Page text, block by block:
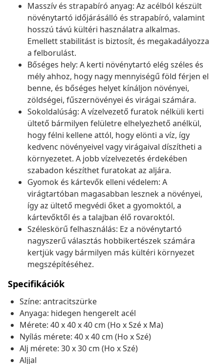
Masszív és strapabíró anyag: Az acélból készült
növénytartó időjárásálló és strapabíró, valamint
hosszú távú kültéri használatra alkalmas.
Emellett stabilitást is biztosít, és megakadályozza
a felborulást.
Bőséges hely: A kerti növénytartó elég széles és
mély ahhoz, hogy nagy mennyiségű föld férjen el
benne, és bőséges helyet kínáljon növényei,
zöldségei, fűszernövényei és virágai számára.
Sokoldalúság: A vízelvezető furatok nélküli kerti
ültető bármilyen felületre elhelyezhető anélkül,
hogy félni kellene attól, hogy elönti a víz, így
kedvenc növényeivel vagy virágaival díszítheti a
környezetet. A jobb vízelvezetés érdekében
szabadon készíthet furatokat az aljára.
Gyomok és kártevők elleni védelem: A
virágtartóban magasabban lesznek a növényei,
így az ültető megvédi őket a gyomoktól, a
kártevőktől és a talajban élő rovaroktól.
Széleskörű felhasználás: Ez a növénytartó
nagyszerű választás hobbikertészek számára
kertjük vagy bármilyen más kültéri környezet
megszépítéséhez.
Specifikációk
Színe: antracitszürke
Anyaga: hidegen hengerelt acél
Mérete: 40 x 40 x 40 cm (Ho x Szé x Ma)
Nyílás mérete: 40 x 40 cm (Ho x Szé)
Alj mérete: 30 x 30 cm (Ho x Szé)
Aljjal